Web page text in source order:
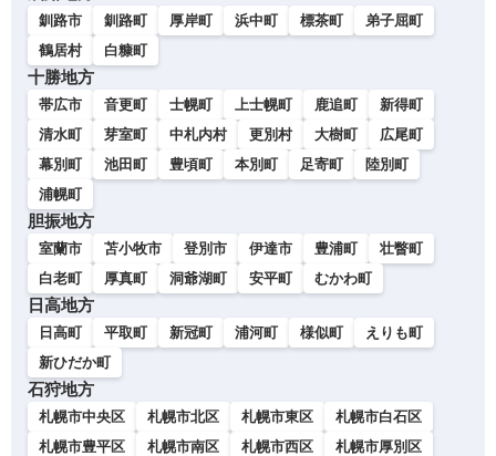
釧路市 釧路町 厚岸町 浜中町 標茶町
弟子屈町
鶴居村
白糠町
十勝地方
帯広市 音更町 士幌町 上士幌町 鹿追町
新得町
清水町
芽室町 中札内村 更別村 大樹町
広尾町
幕別町
池田町 豊頃町 本別町 足寄町
陸別町
浦幌町
胆振地方
室蘭市 苫小牧市 登別市 伊達市 豊浦町
壮瞥町
白老町
厚真町 洞爺湖町 安平町 むかわ町
日高地方
日高町 平取町 新冠町 浦河町 様似町
えりも町
新ひだか町
石狩地方
札幌市中央区 札幌市北区 札幌市東区
札幌市白石区
札幌市豊平区
札幌市南区 札幌市西区
札幌市厚別区